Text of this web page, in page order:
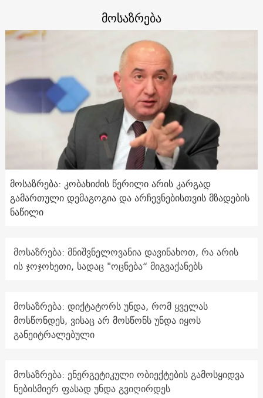
მოსაზრება
მოსაზრება: კობახიძის წერილი არის კარგად
გამართული დემაგოგია და არჩევნებისთვის მზადების
ნაწილი
მოსაზრება: მნიშვნელოვანია დავინახოთ, რა არის
ის ჯოჯოხეთი, სადაც "ოცნება“ მიგვაქანებს
მოსაზრება: დიქტატორს უნდა, რომ ყველას
მოსწონდეს, ვისაც არ მოსწონს უნდა იყოს
განეიტრალებული
მოსაზრება: ენერგეტიკული ობიექტების გამოსყიდვა
ნებისმიერ ფასად უნდა გვიღირდეს